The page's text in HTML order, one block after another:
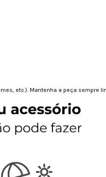
etc.). Mantenha a peça sempre